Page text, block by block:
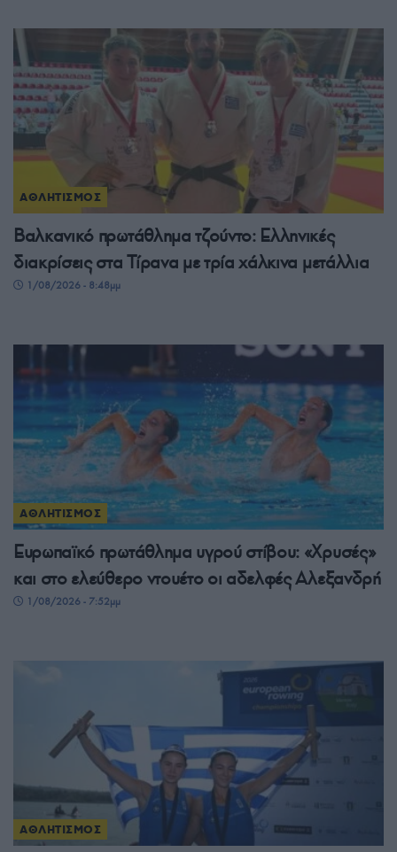
ΑΘΛΗΤΙΣΜΟΣ
Βαλκανικό πρωτάθλημα τζούντο: Ελληνικές
διακρίσεις στα Τίρανα με τρία χάλκινα μετάλλια
1/08/2026 - 8:48μμ
ΑΘΛΗΤΙΣΜΟΣ
Ευρωπαϊκό πρωτάθλημα υγρού στίβου: «Χρυσές»
και στο ελεύθερο ντουέτο οι αδελφές Αλεξανδρή
1/08/2026 - 7:52μμ
ΑΘΛΗΤΙΣΜΟΣ